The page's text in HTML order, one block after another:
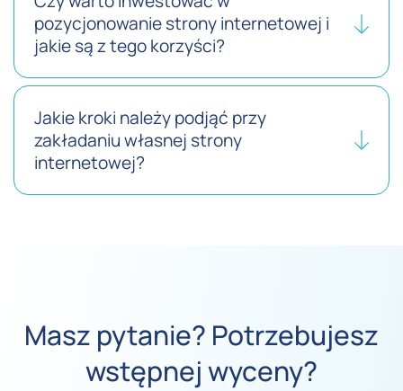
pozycjonowanie strony internetowej i
jakie są z tego korzyści?
Jakie kroki należy podjąć przy
zakładaniu własnej strony
internetowej?
Masz pytanie? Potrzebujesz
wstępnej wyceny?